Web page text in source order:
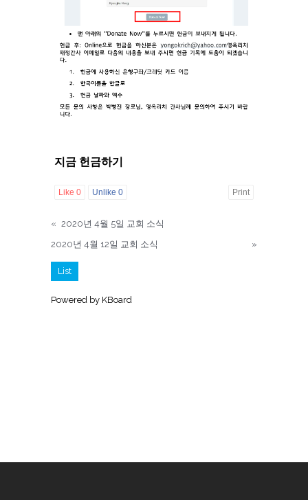
지금 헌금하기
Like 0 Unlike 0 Print
« 2020년 4월 5일 교회 소식
2020년 4월 12일 교회 소식
»
List
Powered by KBoard